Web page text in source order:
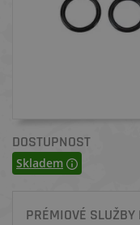
DOSTUPNOST
Skladem
PRÉMIOVÉ